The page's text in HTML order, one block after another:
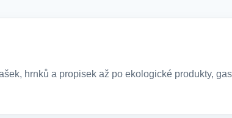
hrnků a propisek až po ekologické produkty,